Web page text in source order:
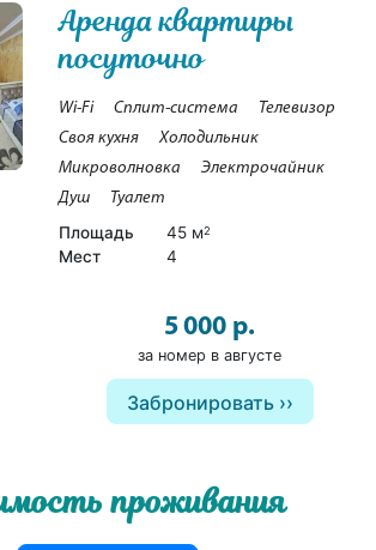
Аренда квартиры
посуточно
Wi-Fi Сплит-система
Телевизор
Своя кухня
Холодильник
Микроволновка
Электрочайник
Душ
Туалет
Площадь 45 м2
Мест 4
5 000 р.
за номер в августе
Забронировать
проживания